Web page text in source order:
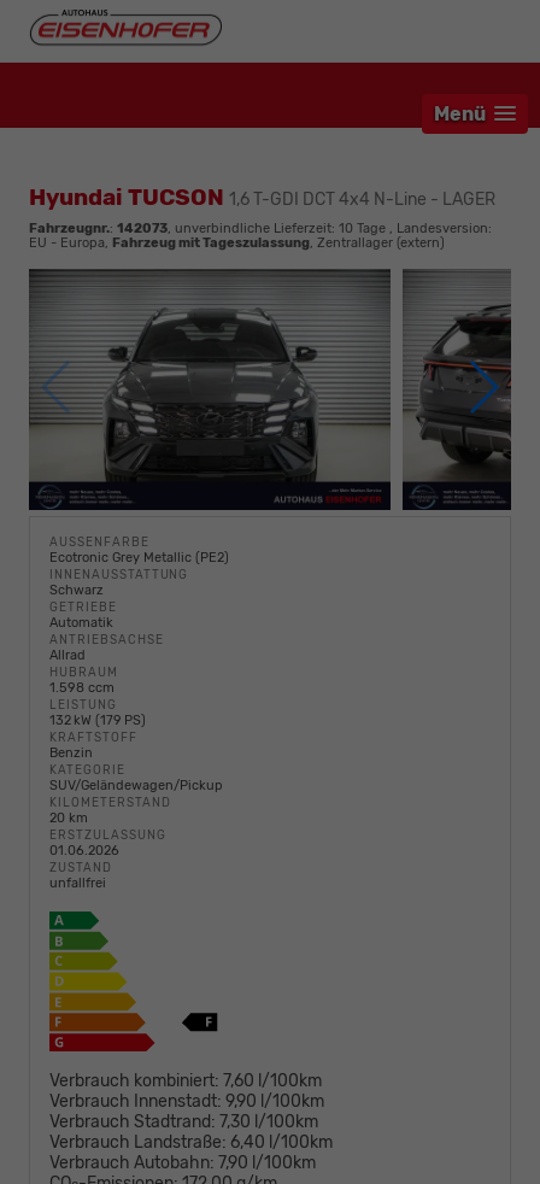
Menü
Hyundai TUCSON 1,6 T-GDI DCT 4x4 N-Line - LAGER
Fahrzeugnr.: 142073, unverbindliche Lieferzeit: 10 Tage , Landesversion:
EU - Europa, Fahrzeug mit Tageszulassung, Zentrallager (extern)
AUSSENFARBE
Ecotronic Grey Metallic (PE2)
INNENAUSSTATTUNG
Schwarz
GETRIEBE
Automatik
ANTRIEBSACHSE
Allrad
HUBRAUM
1.598 ccm
LEISTUNG
132 kW (179 PS)
KRAFTSTOFF
Benzin
KATEGORIE
SUV/Geländewagen/Pickup
KILOMETERSTAND
20 km
ERSTZULASSUNG
01.06.2026
ZUSTAND
unfallfrei
Verbrauch kombiniert: 7,60 l/100km
Verbrauch Innenstadt: 9,90 l/100km
Verbrauch Stadtrand: 7,30 l/100km
Verbrauch Landstraße: 6,40 l/100km
Verbrauch Autobahn: 7,90 l/100km